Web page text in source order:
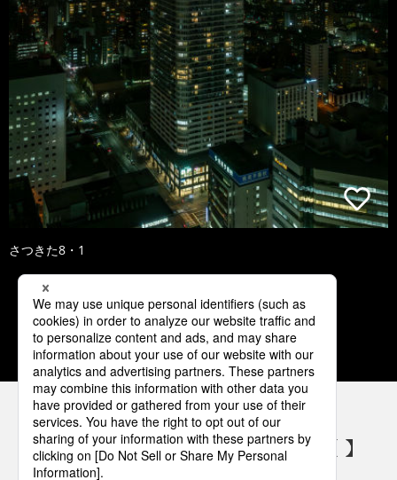
さつきた8・1
1 2 3 4 5
パナソニックの電気設備 SNSアカウント